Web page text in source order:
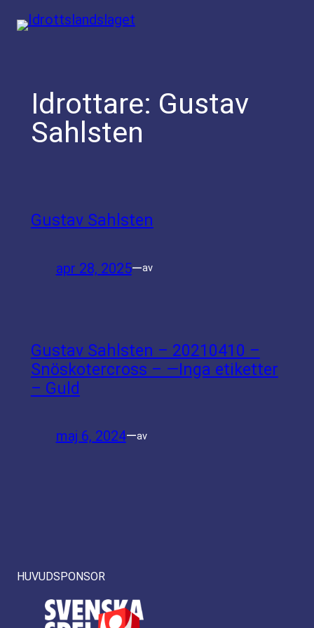
Hoppa
Idrottare: Gustav
Sahlsten
Gustav Sahlsten
apr 28, 2025—av
Gustav Sahlsten – 20210410 –
Snöskotercross – —Inga etiketter
– Guld
maj 6, 2024—av
HUVUDSPONSOR